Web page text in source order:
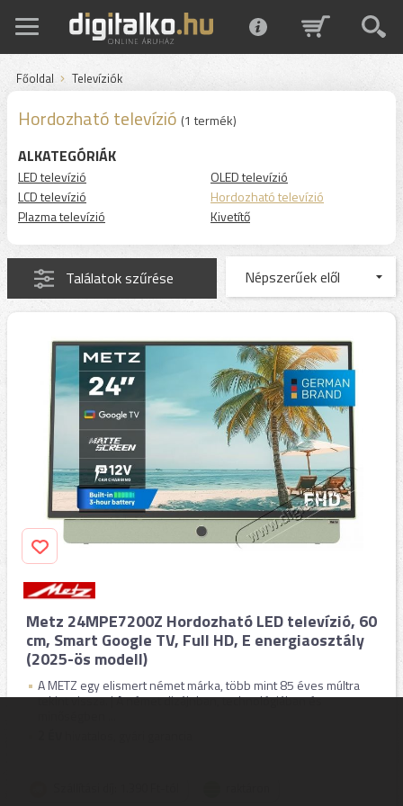
Főoldal Televíziók
Hordozható televízió (1 termék)
ALKATEGÓRIÁK
LED televízió
LCD televízió
Plazma televízió
OLED televízió
Hordozható televízió
Kivetítő
Találatok szűrése
Metz 24MPE7200Z Hordozható LED televízió, 60
cm, Smart Google TV, Full HD, E energiaosztály
(2025-ös modell)
A METZ egy elismert német márka, több mint 85 éves múltra
tekint vissza. | A német dizájnban, technológiában és